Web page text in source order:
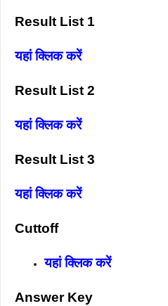
Result List 1
यहां क्लिक करें
Result List 2
यहां क्लिक करें
Result List 3
यहां क्लिक करें
Cuttoff
यहां क्लिक करें
Answer Key